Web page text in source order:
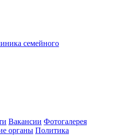
семейного
Вакансии Фотогалерея
органы Политика